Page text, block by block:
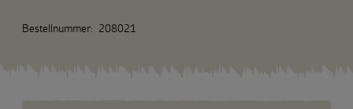
Bestellnummer: 208021